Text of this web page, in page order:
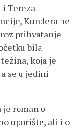
i Tereza
Kundera ne
prihvatanje
bila
koja je
se u jedini
je roman o
uporište, ali i o